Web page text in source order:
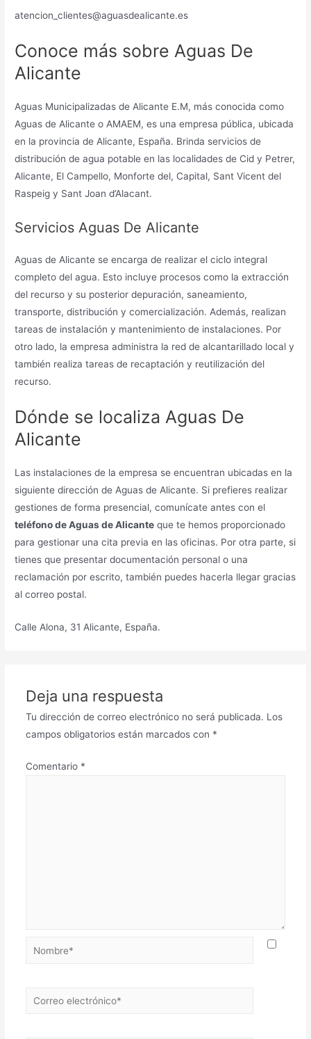
atencion_clientes@aguasdealicante.es
Conoce más sobre Aguas De
Alicante
Aguas Municipalizadas de Alicante E.M, más conocida como
Aguas de Alicante o AMAEM, es una empresa pública, ubicada
en la provincia de Alicante, España. Brinda servicios de
distribución de agua potable en las localidades de Cid y Petrer,
Alicante, El Campello, Monforte del, Capital, Sant Vicent del
Raspeig y Sant Joan d’Alacant.
Servicios Aguas De Alicante
Aguas de Alicante se encarga de realizar el ciclo integral
completo del agua. Esto incluye procesos como la extracción
del recurso y su posterior depuración, saneamiento,
transporte, distribución y comercialización. Además, realizan
tareas de instalación y mantenimiento de instalaciones. Por
otro lado, la empresa administra la red de alcantarillado local y
también realiza tareas de recaptación y reutilización del
recurso.
Dónde se localiza Aguas De
Alicante
Las instalaciones de la empresa se encuentran ubicadas en la
siguiente dirección de Aguas de Alicante. Si prefieres realizar
gestiones de forma presencial, comunícate antes con el
teléfono de Aguas de Alicante que te hemos proporcionado
para gestionar una cita previa en las oficinas. Por otra parte, si
tienes que presentar documentación personal o una
reclamación por escrito, también puedes hacerla llegar gracias
al correo postal.
Calle Alona, 31 Alicante, España.
Deja una respuesta
Tu dirección de correo electrónico no será publicada. Los
campos obligatorios están marcados con *
Comentario *
Nombre*
Correo